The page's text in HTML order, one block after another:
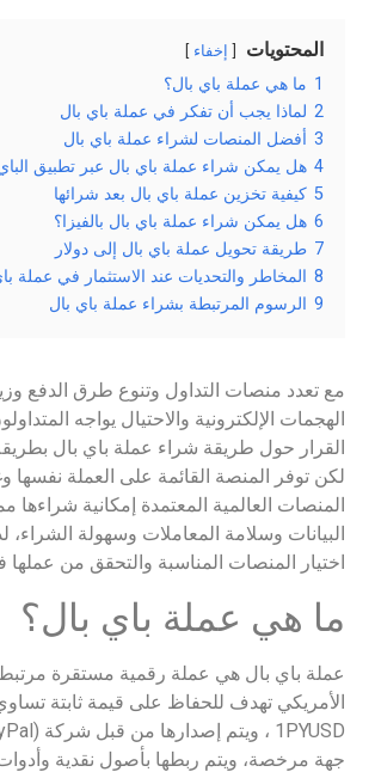
المحتويات إخفاء
1 ما هي عملة باي بال؟
2 لماذا يجب أن تفكر في عملة باي بال
3 أفضل المنصات لشراء عملة باي بال
4 هل يمكن شراء عملة باي بال عبر تطبيق
5 كيفية تخزين عملة باي بال بعد شرائها
6 هل يمكن شراء عملة باي بال بالفيزا؟
7 طريقة تحويل عملة باي بال إلى دولار
8 المخاطر والتحديات عند الاستثمار في عملة
9 الرسوم المرتبطة بشراء عملة باي بال
مع تعدد منصات التداول وتنوع طرق الدفع
الهجمات الإلكترونية والاحتيال يواجه
القرار حول طريقة شراء عملة باي بال
لكن توفر المنصة القائمة على العملة نفسها
المنصات العالمية المعتمدة إمكانية شراءها
البيانات وسلامة المعاملات وسهولة الشراء،
اختيار المنصات المناسبة والتحقق من عملها
ما هي عملة باي بال؟
عملة باي بال هي عملة رقمية مستقرة مرتبطة
جهة مرخصة، ويتم ربطها بأصول نقدية